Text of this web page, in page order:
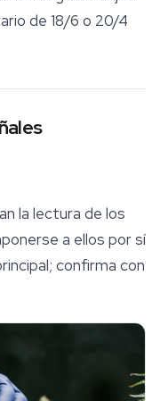
de 18/6 o 20/4
la lectura de los
a ellos por sí
confirma con